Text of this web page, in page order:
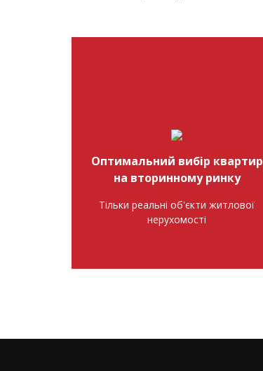
Оптимальний вибір квартир
на вторинному ринку
Тільки реальні об'єкти житлової
нерухомості